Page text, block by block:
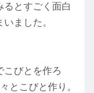
るとすごく面白
ました。
こびとを作ろ
とこびと作り。